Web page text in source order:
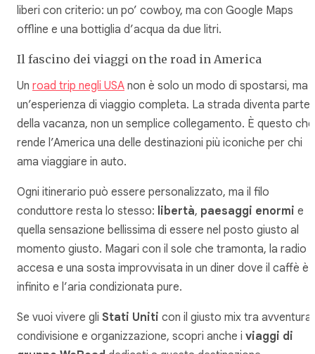
liberi con criterio: un po’ cowboy, ma con Google Maps
offline e una bottiglia d’acqua da due litri.
Il fascino dei viaggi on the road in America
Un road trip negli USA non è solo un modo di spostarsi, ma
un’esperienza di viaggio completa. La strada diventa parte
della vacanza, non un semplice collegamento. È questo che
rende l’America una delle destinazioni più iconiche per chi
ama viaggiare in auto.
Ogni itinerario può essere personalizzato, ma il filo
conduttore resta lo stesso: libertà, paesaggi enormi e
quella sensazione bellissima di essere nel posto giusto al
momento giusto. Magari con il sole che tramonta, la radio
accesa e una sosta improvvisata in un diner dove il caffè è
infinito e l’aria condizionata pure.
Se vuoi vivere gli Stati Uniti con il giusto mix tra avventura,
condivisione e organizzazione, scopri anche i viaggi di